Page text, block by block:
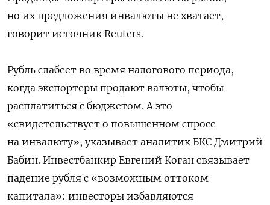
но их предложения инвалюты не хватает,
говорит источник Reuters.
Рубль слабеет во время налогового периода,
когда экспортеры продают валюты, чтобы
расплатиться с бюджетом. А это
«свидетельствует о повышенном спросе
на инвалюту», указывает аналитик БКС Дмитрий
Бабин. Инвестбанкир Евгений Коган связывает
падение рубля с «возможным оттоком
капитала»: инвесторы избавляются